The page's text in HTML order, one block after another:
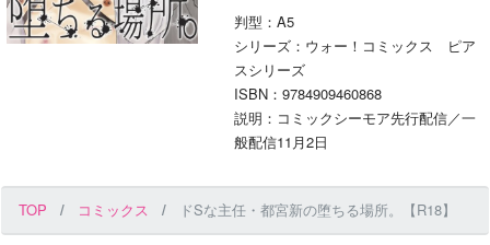
判型：A5
シリーズ：ウォー！コミックス ピア
スシリーズ
ISBN：9784909460868
説明：コミックシーモア先行配信／一
般配信11月2日
TOP コミックス ドSな主任・都宮新の堕ちる場所。【R18】